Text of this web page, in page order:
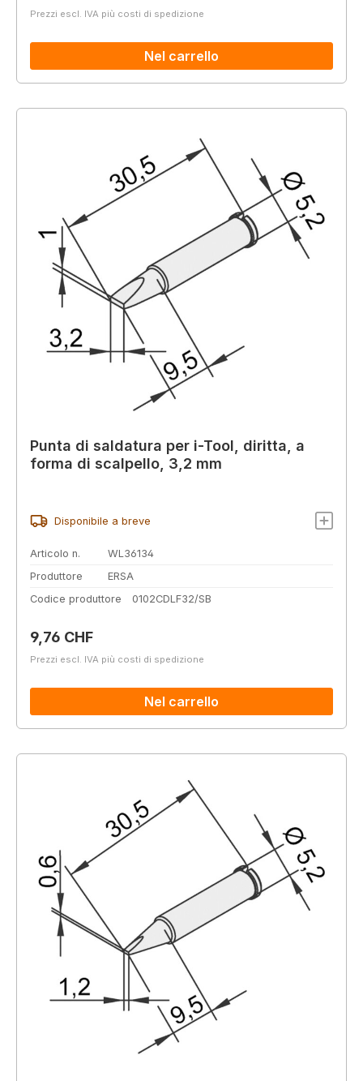
Prezzi escl. IVA più costi di spedizione
Nel carrello
Punta di saldatura per i-Tool, diritta, a
forma di scalpello, 3,2 mm
Disponibile a breve
Articolo n.
WL36134
Produttore
ERSA
Codice produttore
0102CDLF32/SB
Prezzo normale:
9,76 CHF
Prezzi escl. IVA più costi di spedizione
Nel carrello